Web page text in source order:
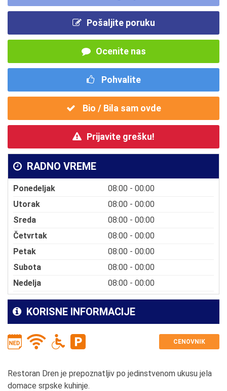
Pošaljite poruku
Ocenite nas
Pohvalite
Bio / Bila sam ovde
Prijavite grešku!
RADNO VREME
Ponedeljak
08:00 - 00:00
Utorak
08:00 - 00:00
Sreda
08:00 - 00:00
Četvrtak
08:00 - 00:00
Petak
08:00 - 00:00
Subota
08:00 - 00:00
Nedelja
08:00 - 00:00
KORISNE INFORMACIJE
CENOVNIK
Restoran Dren je prepoznatljiv po jedinstvenom ukusu jela
domace srpske kuhinje.